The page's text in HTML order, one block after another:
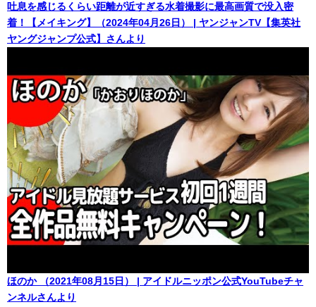
吐息を感じるくらい距離が近すぎる水着撮影に最高画質で没入密
着！【メイキング】（2024年04月26日） | ヤンジャンTV【集英社
ヤングジャンプ公式】さんより
ほのか （2021年08月15日） | アイドルニッポン公式YouTubeチャ
ンネルさんより